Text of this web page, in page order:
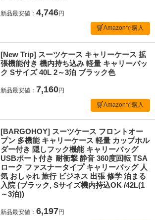
新品最安値： 4,746円
Amazonで購入
[New Trip] スーツケース キャリーケース 拡
張機能付き 機内持ち込み 軽量 キャリーバッ
ク Sサイズ 40L 2～3泊 ブラック色
新品最安値： 7,160円
Amazonで購入
[BARGOHOY] スーツケース フロントオー
プン 多機能 キャリーケース 軽量 カップホル
ダー付き 隠しフック機能 キャリーバッグ
USBポート付き 耐衝撃 静音 360度回転 TSA
ローク ファスナータイプ キャリーバッグ 人
気 おしゃれ 旅行 ビジネス 出張 修学 泊まる
入院 (ブラック, Sサイズ機内持込OK /42L(1
～3泊))
新品最安値： 6,197円